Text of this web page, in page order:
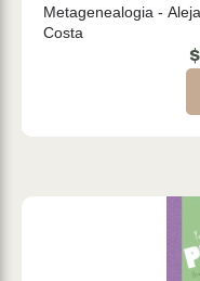
Metagenealogia -
Costa
$